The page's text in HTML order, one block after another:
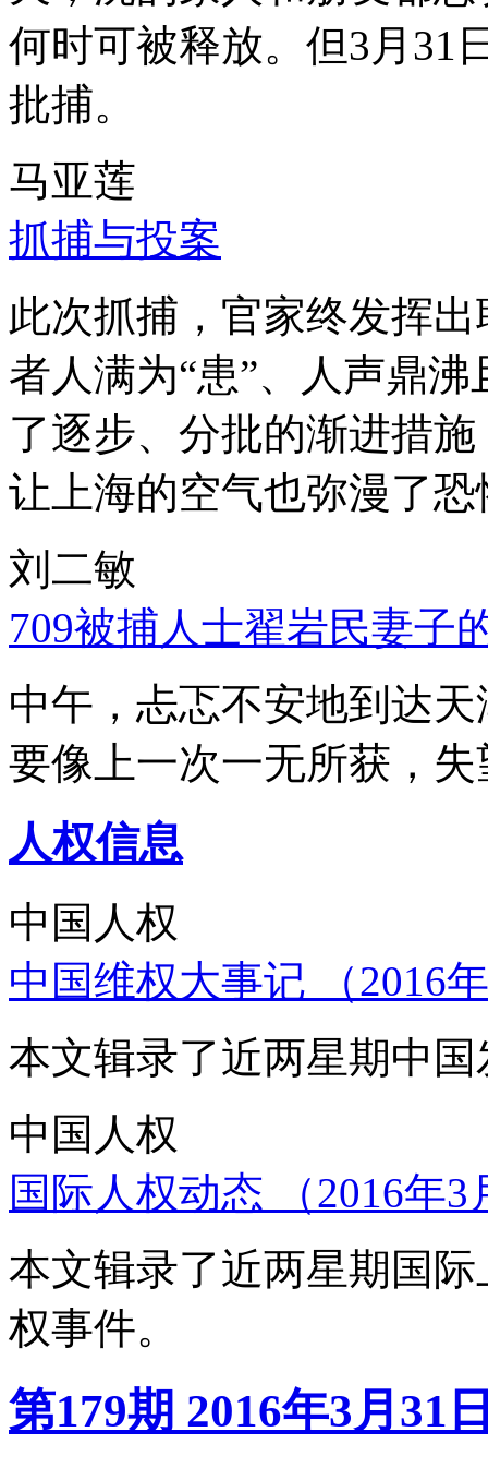
何时可被释放。但3月31
批捕。
马亚莲
抓捕与投案
此次抓捕，官家终发挥
者人满为“患”、人声鼎
了逐步、分批的渐进措
让上海的空气也弥漫了
刘二敏
709被捕人士翟岩民妻子
中午，忐忑不安地到达
要像上一次一无所获，
人权信息
中国人权
中国维权大事记 （2016
本文辑录了近两星期中
中国人权
国际人权动态 （2016年
本文辑录了近两星期国
权事件。
第179期 2016年3月31